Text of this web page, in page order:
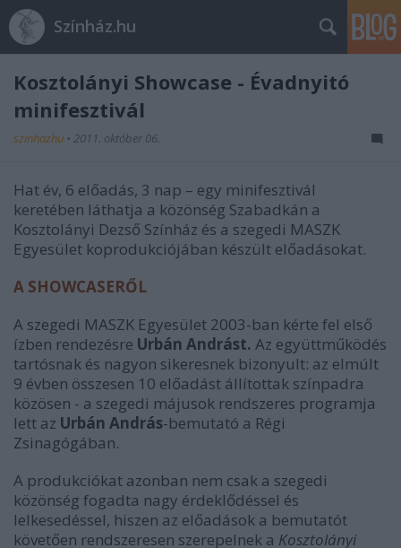
Színház.hu
Kosztolányi Showcase - Évadnyitó
minifesztivál
szinhazhu • 2011. október 06.
Hat év, 6 előadás, 3 nap – egy minifesztivál
keretében láthatja a közönség Szabadkán a
Kosztolányi Dezső Színház és a szegedi MASZK
Egyesület koprodukciójában készült előadásokat.
A SHOWCASERŐL
A szegedi MASZK Egyesület 2003-ban kérte fel első
ízben rendezésre Urbán Andrást. Az együttműködés
tartósnak és nagyon sikeresnek bizonyult: az elmúlt
9 évben összesen 10 előadást állítottak színpadra
közösen - a szegedi májusok rendszeres programja
lett az Urbán András-bemutató a Régi
Zsinagógában.
A produkciókat azonban nem csak a szegedi
közönség fogadta nagy érdeklődéssel és
lelkesedéssel, hiszen az előadások a bemutatót
követően rendszeresen szerepelnek a Kosztolányi